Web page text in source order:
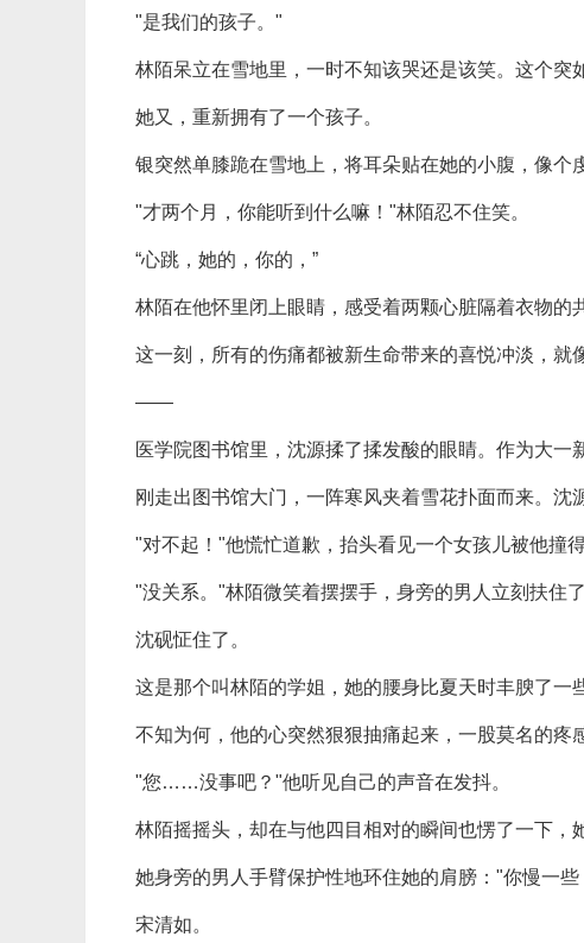
"是我们的孩子。"
林陌呆立在雪地里，一时不知该哭还是该笑。这个突
她又，重新拥有了一个孩子。
银突然单膝跪在雪地上，将耳朵贴在她的小腹，像个
"才两个月，你能听到什么嘛！"林陌忍不住笑。
“心跳，她的，你的，”
林陌在他怀里闭上眼睛，感受着两颗心脏隔着衣物的
这一刻，所有的伤痛都被新生命带来的喜悦冲淡，就
——
医学院图书馆里，沈源揉了揉发酸的眼睛。作为大一
刚走出图书馆大门，一阵寒风夹着雪花扑面而来。沈
"对不起！"他慌忙道歉，抬头看见一个女孩儿被他撞得
"没关系。"林陌微笑着摆摆手，身旁的男人立刻扶住了
沈砚怔住了。
这是那个叫林陌的学姐，她的腰身比夏天时丰腴了一
不知为何，他的心突然狠狠抽痛起来，一股莫名的疼
"您……没事吧？"他听见自己的声音在发抖。
林陌摇摇头，却在与他四目相对的瞬间也愣了一下，
她身旁的男人手臂保护性地环住她的肩膀："你慢一
宋清如。